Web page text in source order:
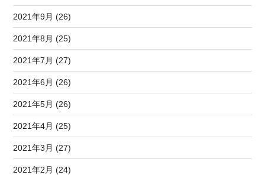
2021年9月 (26)
2021年8月 (25)
2021年7月 (27)
2021年6月 (26)
2021年5月 (26)
2021年4月 (25)
2021年3月 (27)
2021年2月 (24)